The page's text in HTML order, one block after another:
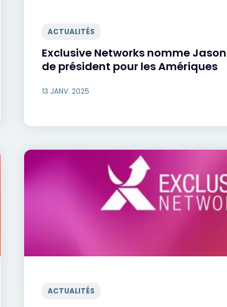
ACTUALITÉS
Exclusive Networks nomme
de président pour les Amériques
13 JANV. 2025
ACTUALITÉS